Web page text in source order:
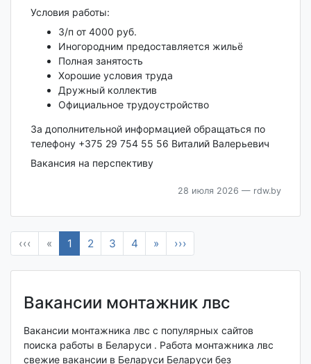
Условия работы:
З/п от 4000 руб.
Иногородним предоставляется жильё
Полная занятость
Хорошие условия труда
Дружный коллектив
Официальное трудоустройство
За дополнительной информацией обращаться по
телефону +375 29 754 55 56 Виталий Валерьевич
Вакансия на перспективу
28 июля 2026 — rdw.by
‹‹‹ « 1 2 3 4 » ›››
Вакансии монтажник лвс
Вакансии монтажника лвс с популярных сайтов
поиска работы в Беларуси . Работа монтажника лвс
свежие вакансии в Беларуси Беларуси без